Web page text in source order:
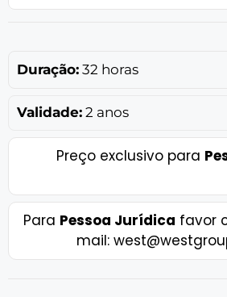
Duração: 32 horas
Validade: 2 anos
Preço exclusivo para
Para Pessoa Jurídica favor
mail: